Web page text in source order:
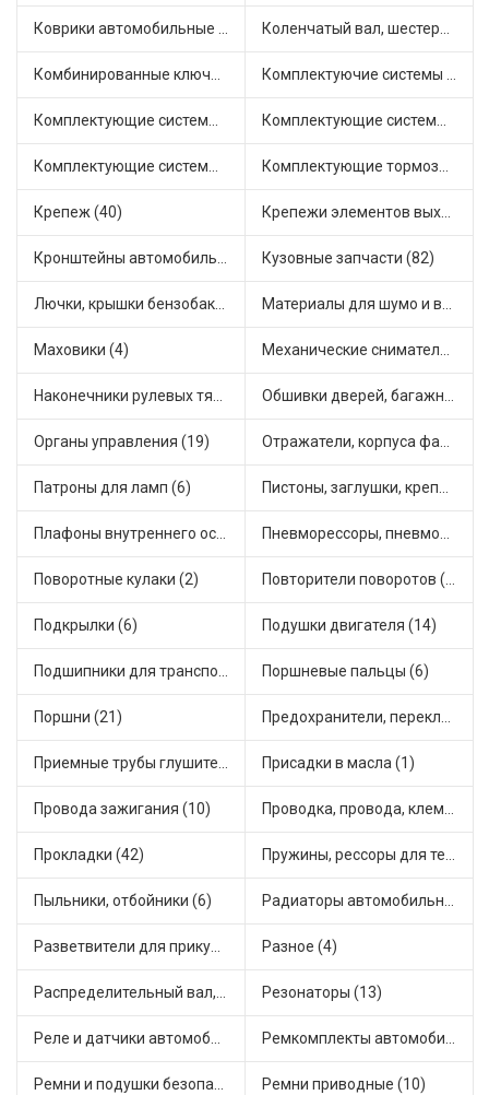
Коврики автомобильные (7) Коленчатый вал, шестерни коленчатого вала (9)
Комбинированные ключи (3) Комплектуючие системы стеклоочистителя (9)
Комплектующие системы выпуска отработавших газов (10) Комплектующие системы отопления (25)
Комплектующие системы питания (12) Комплектующие тормозной системы (22)
Крепеж (40) Крепежи элементов выхлопной системы (5)
Кронштейны автомобильные (4) Кузовные запчасти (82)
Лючки, крышки бензобака (6) Материалы для шумо и виброизоляции (1)
Маховики (4) Механические сниматели (1)
Наконечники рулевых тяг (30) Обшивки дверей, багажника, потолков, накладки салона (36)
Органы управления (19) Отражатели, корпуса фар и фонарей (1)
Патроны для ламп (6) Пистоны, заглушки, крепежные элементы (12)
Плафоны внутреннего освещения (1) Пневморессоры, пневмоподушки (1)
Поворотные кулаки (2) Повторители поворотов (10)
Подкрылки (6) Подушки двигателя (14)
Подшипники для транспорта (43) Поршневые пальцы (6)
Поршни (21) Предохранители, переключатели, кнопки автомобильные (40)
Приемные трубы глушителя (5) Присадки в масла (1)
Провода зажигания (10) Проводка, провода, клеммы и разъемы (23)
Прокладки (42) Пружины, рессоры для техники (29)
Пыльники, отбойники (6) Радиаторы автомобильные (17)
Разветвители для прикуривателя (3) Разное (4)
Распределительный вал, шестерни распределительного (7) Резонаторы (13)
Реле и датчики автомобильные (82) Ремкомплекты автомобильные (81)
Ремни и подушки безопасности (9) Ремни приводные (10)